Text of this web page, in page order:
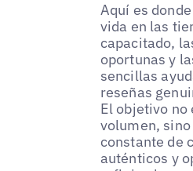
Aquí es
vida en las
capacitado,
oportunas y
sencillas
reseñas
El objetivo no
volumen,
constante de
auténticos y